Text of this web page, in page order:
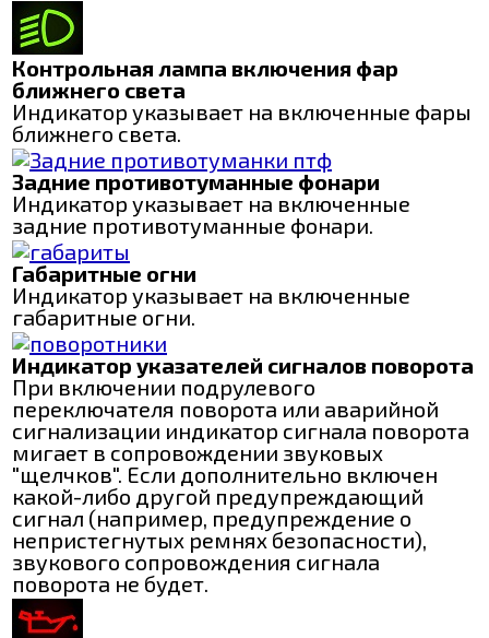
Контрольная лампа включения фар
ближнего света
Индикатор указывает на включенные фары
ближнего света.
Задние противотуманные фонари
Индикатор указывает на включенные
задние противотуманные фонари.
Габаритные огни
Индикатор указывает на включенные
габаритные огни.
Индикатор указателей сигналов поворота
При включении подрулевого
переключателя поворота или аварийной
сигнализации индикатор сигнала поворота
мигает в сопровождении звуковых
"щелчков". Если дополнительно включен
какой-либо другой предупреждающий
сигнал (например, предупреждение о
непристегнутых ремнях безопасности),
звукового сопровождения сигнала
поворота не будет.